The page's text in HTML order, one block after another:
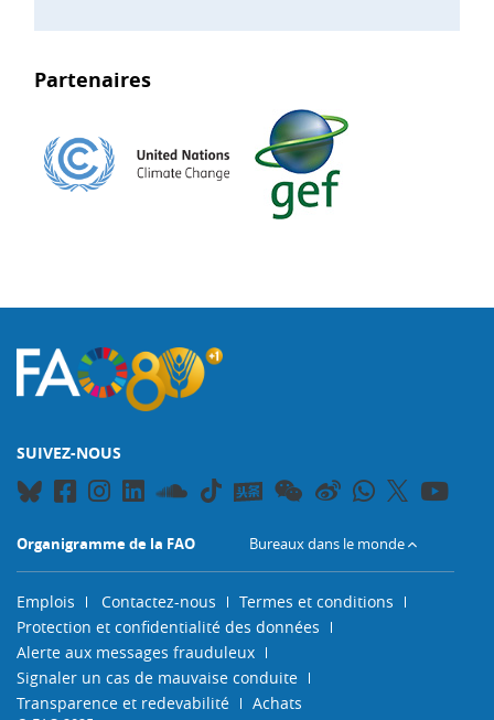
Partenaires
SUIVEZ-NOUS
Organigramme de la FAO Bureaux dans le monde
Emplois Contactez-nous
Termes et conditions
Protection et confidentialité des données
Alerte aux messages frauduleux
Signaler un cas de mauvaise conduite
Transparence et redevabilité
Achats